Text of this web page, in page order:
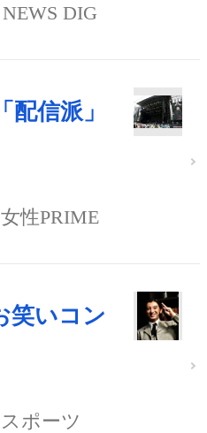
DIG
信派」
性PRIME
笑いコン
ポーツ